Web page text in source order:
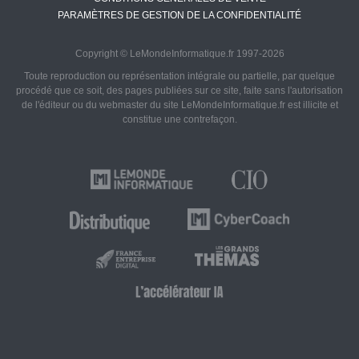
PARAMÈTRES DE GESTION DE LA CONFIDENTIALITÉ
Copyright © LeMondeInformatique.fr 1997-2026
Toute reproduction ou représentation intégrale ou partielle, par quelque
procédé que ce soit, des pages publiées sur ce site, faite sans l'autorisation
de l'éditeur ou du webmaster du site LeMondeInformatique.fr est illicite et
constitue une contrefaçon.